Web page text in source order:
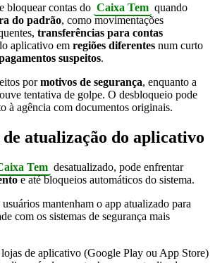
bloquear contas do Caixa Tem quando
do padrão, como movimentações
transferências para contas
aplicativo em regiões diferentes num curto
suspeitos.
pormotivos de segurança, enquanto a
tentativa de golpe. O desbloqueio pode
à agência com documentos originais.
atualização do aplicativo
Tem desatualizado, pode enfrentar
e até bloqueios automáticos do sistema.
mantenham o app atualizado para
com os sistemas de segurança mais
de aplicativo (Google Play ou App Store)